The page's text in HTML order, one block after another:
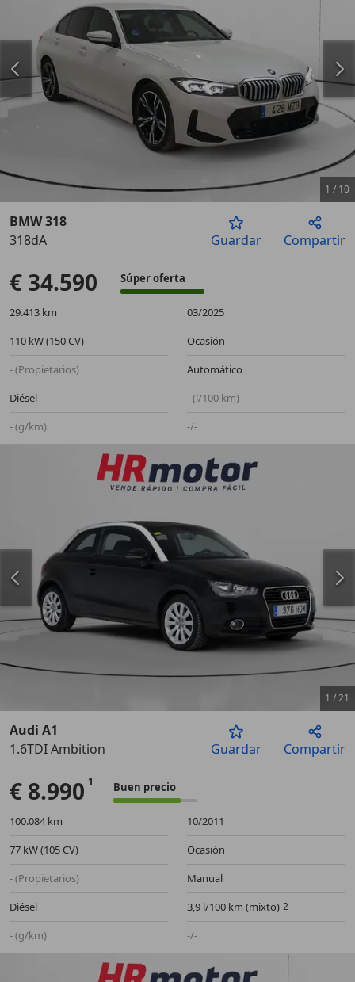
Anterior
1 / 10
BMW 318
318dA
Guardar Compartir
€ 34.590 Súper oferta
29.413 km
03/2025
110 kW (150 CV)
Ocasión
- (Propietarios)
Automático
Diésel
- (l/100 km)
- (g/km)
-/-
Anterior
1 /21
Audi A1
1.6TDI Ambition
Guardar Compartir
€ 8.990 Buen precio
100.084 km
10/2011
77 kW (105 CV)
Ocasión
- (Propietarios)
Manual
Diésel
3,9 l/100 km (mixto)
- (g/km)
-/-